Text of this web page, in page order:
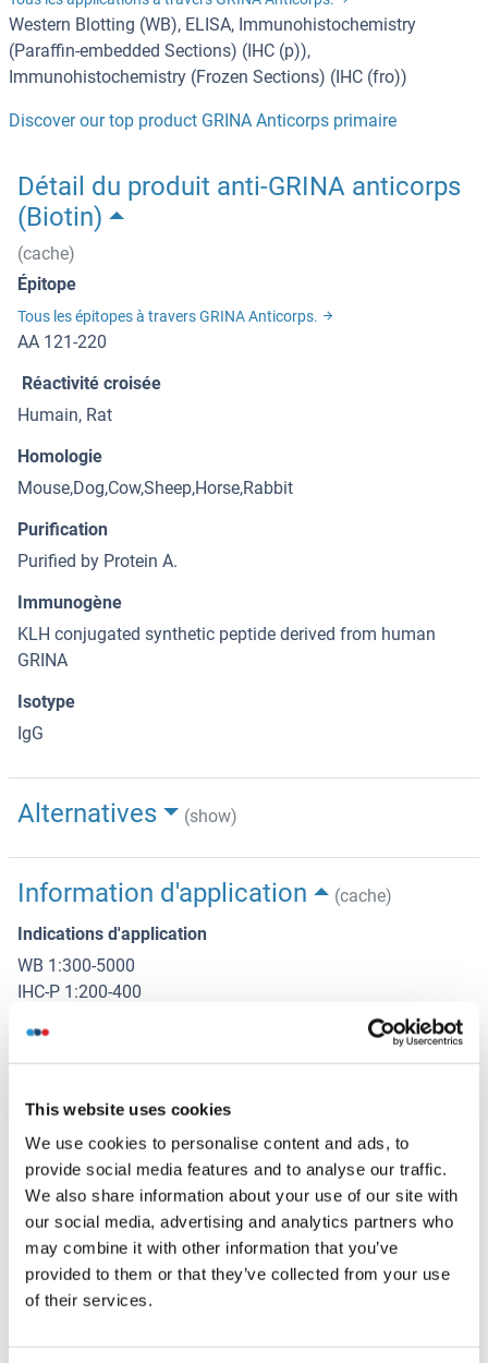
This website uses cookies
We use cookies to personalise content and ads, to
provide social media features and to analyse our traffic.
We also share information about your use of our site with
our social media, advertising and analytics partners who
may combine it with other information that you’ve
provided to them or that they’ve collected from your use
of their services.
Western Blotting (WB), ELISA, Immunohistochemistry
(Paraffin-embedded Sections) (IHC (p)),
Immunohistochemistry (Frozen Sections) (IHC (fro))
Discover our top product GRINA Anticorps primaire
Détail du produit anti-GRINA anticorps
(Biotin)
(cache)
Épitope
Tous les épitopes à travers GRINA Anticorps.
AA 121-220
Réactivité croisée
Humain, Rat
Homologie
Mouse,Dog,Cow,Sheep,Horse,Rabbit
Purification
Purified by Protein A.
Immunogène
KLH conjugated synthetic peptide derived from human
GRINA
Isotype
IgG
Alternatives (show)
Information d'application
(cache)
Indications d'application
WB 1:300-5000
IHC-P 1:200-400
Restrictions
Stockage
(cache)
Liquid
Concentration